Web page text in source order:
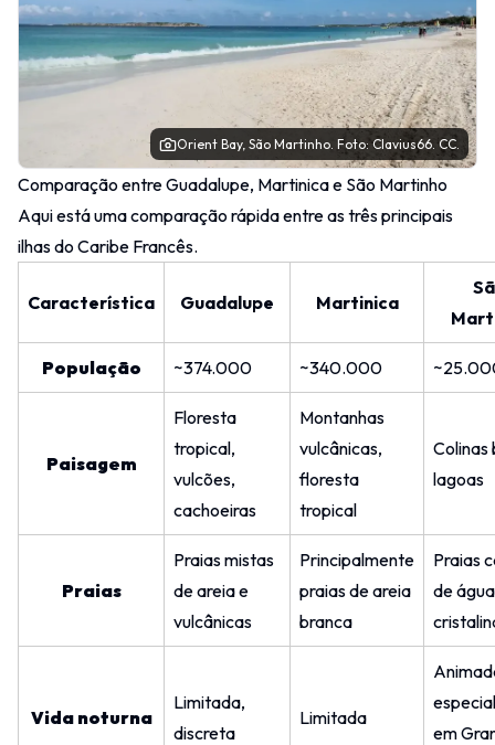
Orient Bay, São Martinho. Foto: Clavius66.CC.
Comparação entre Guadalupe, Martinica e São Martinho
Aqui está uma comparação rápida entre as três principais
ilhas do Caribe Francês.
Característica Guadalupe Martinica
População ~374.000 ~340.000
Paisagem
Floresta
tropical,
vulcões,
cachoeiras
Montanhas
vulcânicas,
floresta
tropical
Colinas
lagoas
Praias
Praias mistas
de areia e
vulcânicas
Principalmente
praias de areia
branca
Praias
de água
Vida noturna
Limitada,
discreta
Limitada
em